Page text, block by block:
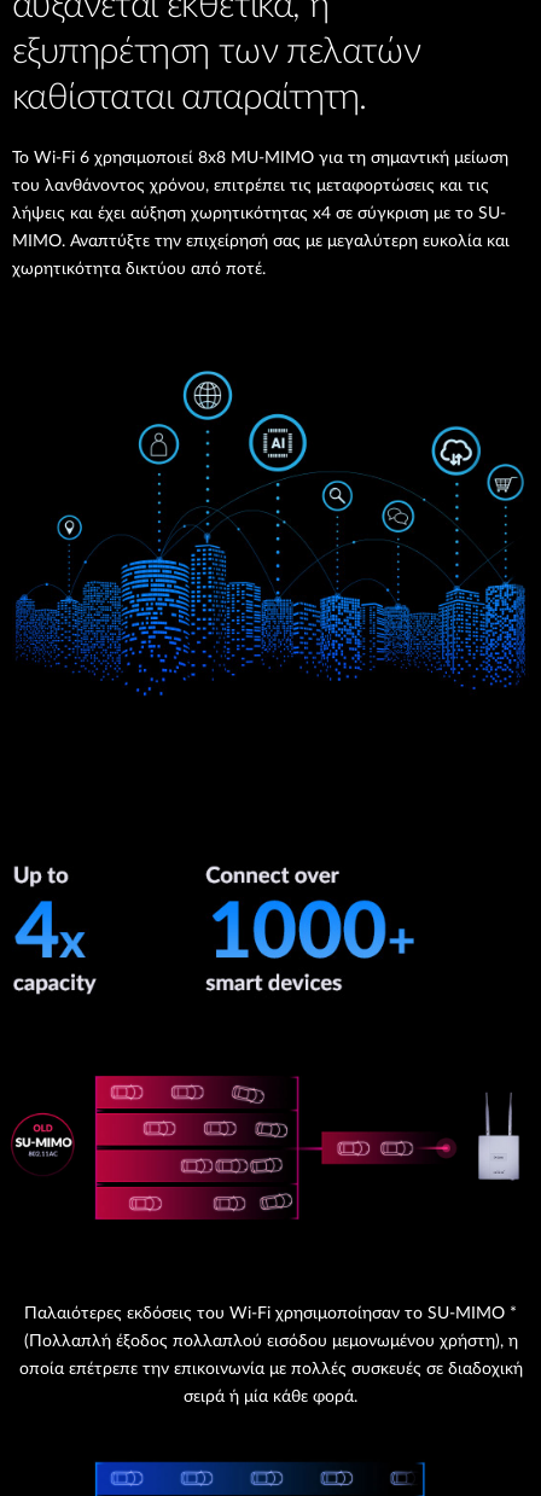
εξυπηρέτηση των πελατών
καθίσταται απαραίτητη.
Το Wi-Fi 6 χρησιμοποιεί 8x8 MU-MIMO για τη σημαντική μείωση
του λανθάνοντος χρόνου, επιτρέπει τις μεταφορτώσεις και τις
λήψεις και έχει αύξηση χωρητικότητας x4 σε σύγκριση με το SU-
MIMO. Αναπτύξτε την επιχείρησή σας με μεγαλύτερη ευκολία και
χωρητικότητα δικτύου από ποτέ.
Παλαιότερες εκδόσεις του Wi-Fi χρησιμοποίησαν το SU-MIMO *
(Πολλαπλή έξοδος πολλαπλού εισόδου μεμονωμένου χρήστη), η
οποία επέτρεπε την επικοινωνία με πολλές συσκευές σε διαδοχική
σειρά ή μία κάθε φορά.